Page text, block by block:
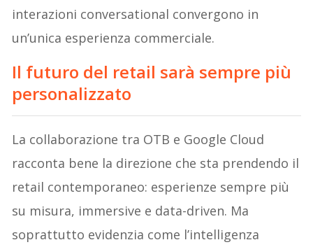
interazioni conversational convergono in
un’unica esperienza commerciale.
Il futuro del retail sarà sempre più
personalizzato
La collaborazione tra OTB e Google Cloud
racconta bene la direzione che sta prendendo il
retail contemporaneo: esperienze sempre più
su misura, immersive e data-driven. Ma
soprattutto evidenzia come l’intelligenza